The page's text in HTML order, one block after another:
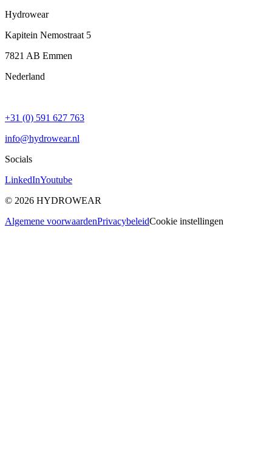
Hydrowear
Kapitein Nemostraat 5
7821 AB Emmen
Nederland
+31 (0) 591 627 763
info@hydrowear.nl
Socials
LinkedInYoutube
© 2026 HYDROWEAR
Algemene voorwaardenPrivacybeleidCookie instellingen